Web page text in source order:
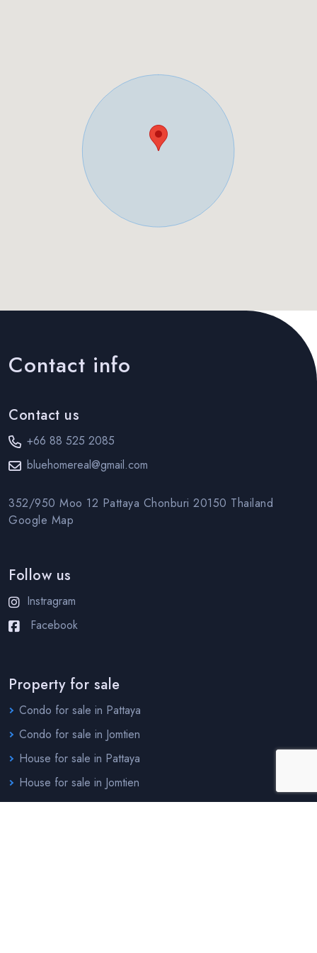
Contact info
Contact us
+66 88 525 2085
bluehomereal@gmail.com
352/950 Moo 12 Pattaya Chonburi 20150 Thailand
Google Map
Follow us
Instragram
Facebook
Property for sale
Condo for sale in Pattaya
Condo for sale in Jomtien
House for sale in Pattaya
House for sale in Jomtien